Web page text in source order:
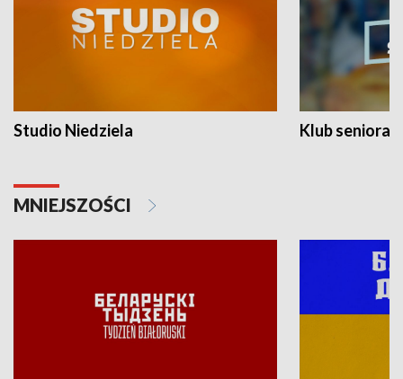
Studio Niedziela Klub seniora
MNIEJSZOŚCI